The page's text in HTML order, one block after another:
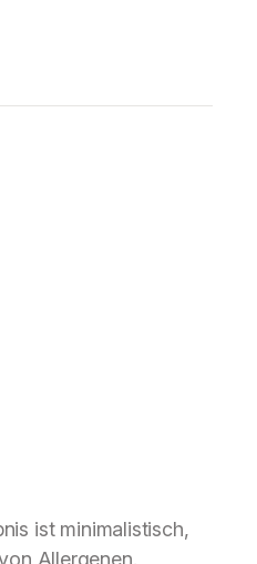
ist minimalistisch,
Allergenen.